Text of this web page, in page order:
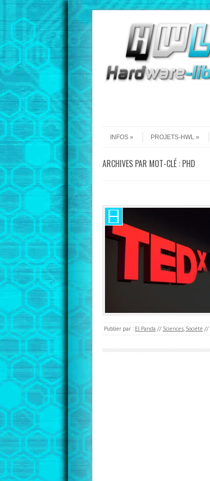
Menu
INFOS
PROJETS-HWL
ARCHIVES PAR MOT-CLÉ : PHD
Publier par : El Panda // Sciences Société //